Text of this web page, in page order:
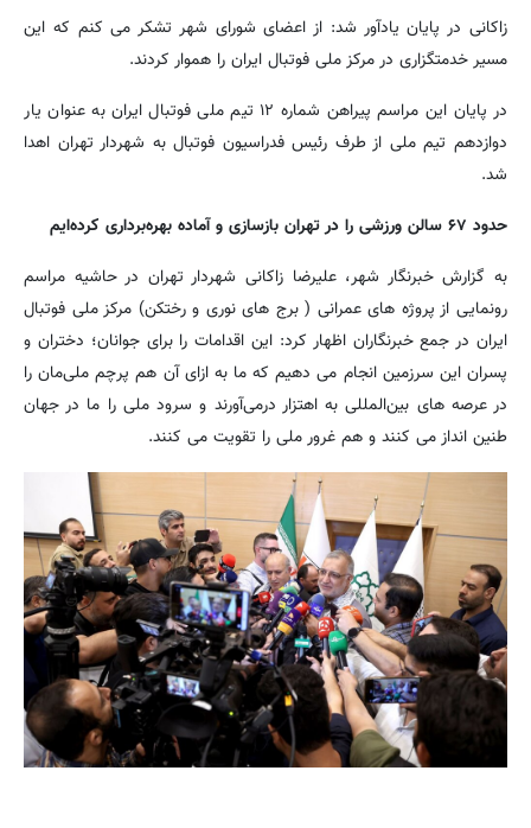
زاکانی در پایان یادآور شد: از اعضای شورای شهر تشکر می کنم که این
مسیر خدمتگزاری در مرکز ملی فوتبال ایران را هموار کردند.
در پایان این مراسم پیراهن شماره ۱۲ تیم ملی فوتبال ایران به عنوان یار
دوازدهم تیم ملی از طرف رئیس فدراسیون فوتبال به شهردار تهران اهدا
شد.
حدود ۶۷ سالن ورزشی را در تهران بازسازی و آماده بهره‌برداری کرده‌ایم
به گزارش خبرنگار شهر، علیرضا زاکانی شهردار تهران در حاشیه مراسم
رونمایی از پروژه های عمرانی ( برج های نوری و رختکن) مرکز ملی فوتبال
ایران در جمع خبرنگاران اظهار کرد: این اقدامات را برای جوانان؛ دختران و
پسران این سرزمین انجام می دهیم که ما به ازای آن هم پرچم ملی‌مان را
در عرصه های بین‌المللی به اهتزار درمی‌آورند و سرود ملی را ما در جهان
طنین انداز می کنند و هم غرور ملی را تقویت می کنند.